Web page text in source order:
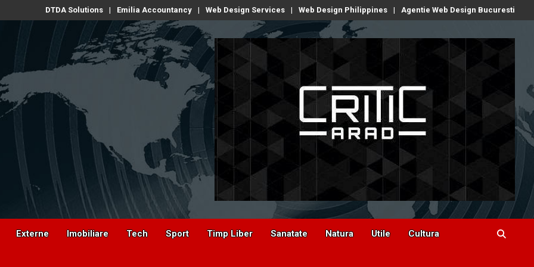
DTDA Solutions Emilia Accountancy Web Design Services Web Design Philippines Agentie Web Design Bucuresti
Externe Imobiliare Tech Sport Timp Liber Sanatate Natura Utile Cultura